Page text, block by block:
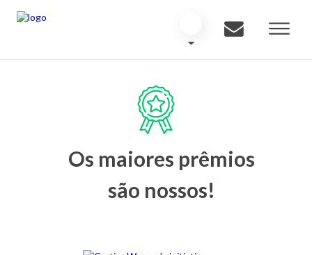
Os maiores prêmios
são nossos!